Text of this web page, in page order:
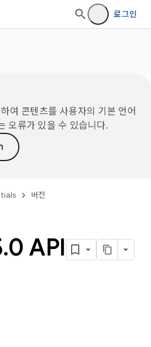
로그인
여 콘텐츠를 사용자의 기본 언어
오류가 있을 수 있습니다.
버전
.0 API